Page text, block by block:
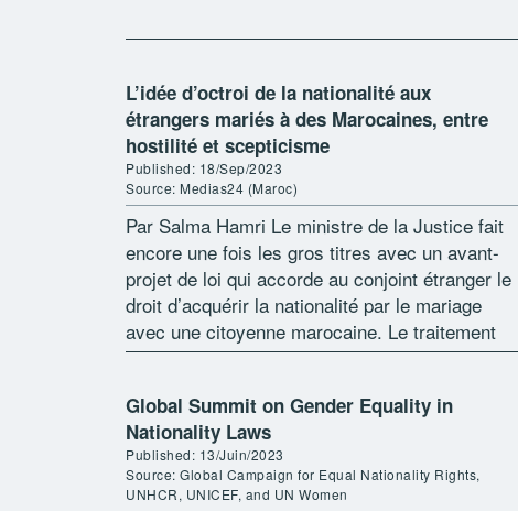
vingt et unième […]
L’idée d’octroi de la nationalité aux
étrangers mariés à des Marocaines, entre
hostilité et scepticisme
Published: 18/Sep/2023
Source: Medias24 (Maroc)
Par Salma Hamri Le ministre de la Justice fait
encore une fois les gros titres avec un avant-
projet de loi qui accorde au conjoint étranger le
droit d’acquérir la nationalité par le mariage
avec une citoyenne marocaine. Le traitement
médiatique […]
Global Summit on Gender Equality in
Nationality Laws
Published: 13/Juin/2023
Source: Global Campaign for Equal Nationality Rights,
UNHCR, UNICEF, and UN Women